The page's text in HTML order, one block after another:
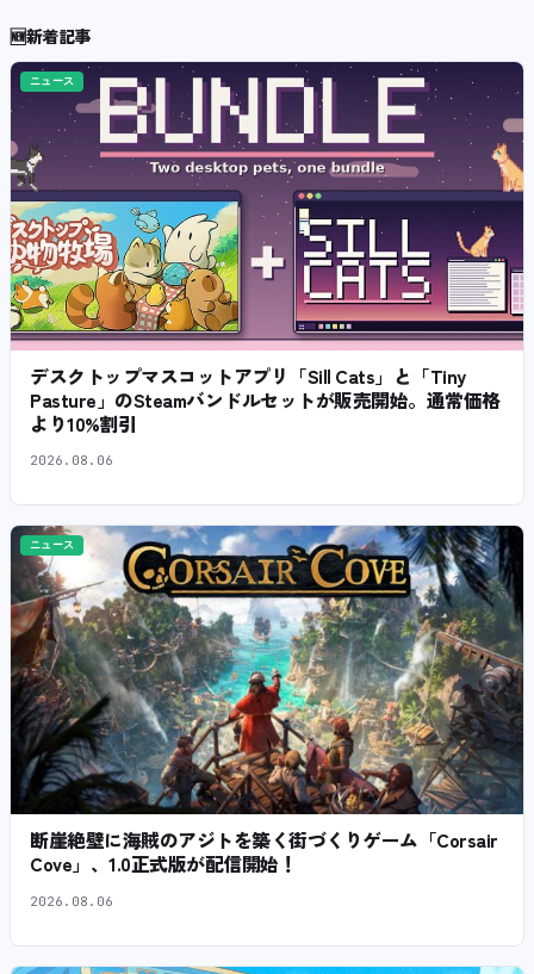
🆕新着記事
ニュース
デスクトップマスコットアプリ「Sill Cats」と「Tiny
Pasture」のSteamバンドルセットが販売開始。通常価格
より10%割引
2026.08.06
ニュース
断崖絶壁に海賊のアジトを築く街づくりゲーム「Corsair
Cove」、1.0正式版が配信開始！
2026.08.06